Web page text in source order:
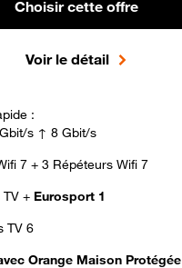
Choisir cette offre
Voir le détail
:
s ↑ 8 Gbit/s
7 + 3 Répéteurs Wifi 7
+ Eurosport 1
TV 6
Orange Maison Protégée